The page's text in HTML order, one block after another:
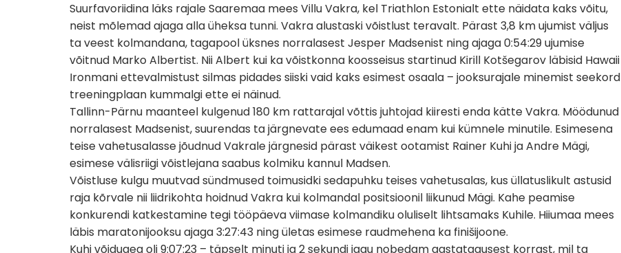
Suurfavoriidina läks rajale Saaremaa mees Villu Vakra, kel Triathlon Estonialt ette näidata kaks võitu,
neist mõlemad ajaga alla üheksa tunni. Vakra alustaski võistlust teravalt. Pärast 3,8 km ujumist väljus
ta veest kolmandana, tagapool üksnes norralasest Jesper Madsenist ning ajaga 0:54:29 ujumise
võitnud Marko Albertist. Nii Albert kui ka võistkonna koosseisus startinud Kirill Kotšegarov läbisid Hawaii
Ironmani ettevalmistust silmas pidades siiski vaid kaks esimest osaala – jooksurajale minemist seekord
treeningplaan kummalgi ette ei näinud.
Tallinn-Pärnu maanteel kulgenud 180 km rattarajal võttis juhtojad kiiresti enda kätte Vakra. Möödunud
norralasest Madsenist, suurendas ta järgnevate ees edumaad enam kui kümnele minutile. Esimesena
teise vahetusalasse jõudnud Vakrale järgnesid pärast väikest ootamist Rainer Kuhi ja Andre Mägi,
esimese välisriigi võistlejana saabus kolmiku kannul Madsen.
Võistluse kulgu muutvad sündmused toimusidki sedapuhku teises vahetusalas, kus üllatuslikult astusid
raja kõrvale nii liidrikohta hoidnud Vakra kui kolmandal positsioonil liikunud Mägi. Kahe peamise
konkurendi katkestamine tegi tööpäeva viimase kolmandiku oluliselt lihtsamaks Kuhile. Hiiumaa mees
läbis maratonijooksu ajaga 3:27:43 ning ületas esimese raudmehena ka finišijoone.
Kuhi võiduaeg oli 9:07:23 – täpselt minuti ja 2 sekundi jagu nobedam aastatagusest korrast, mil ta